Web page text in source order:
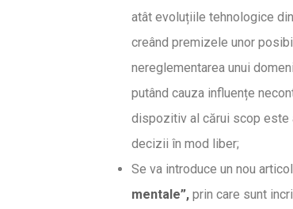
atât evoluțiile tehnologice
creând premizele unor
nereglementarea unui
putând cauza influențe
dispozitiv al cărui scop este
decizii în mod liber;
Se va introduce un nou
mentale”,prin care sunt